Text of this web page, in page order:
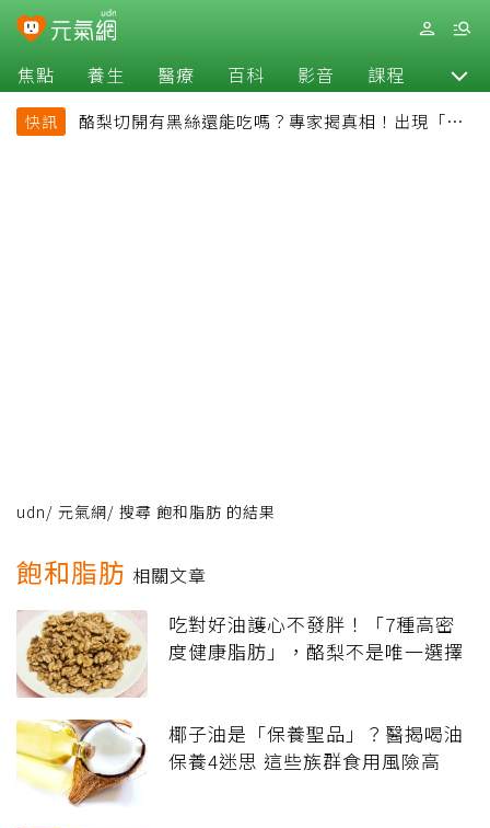
焦點 養生 醫療 百科 影音 課程 退休
快訊
酪梨切開有黑絲還能吃嗎？專家揭真相！出現「3情
udn/ 元氣網/ 搜尋 飽和脂肪 的結果
飽和脂肪 相關文章
吃對好油護心不發胖！「7種高密
度健康脂肪」，酪梨不是唯一選擇
椰子油是「保養聖品」？醫揭喝油
保養4迷思 這些族群食用風險高